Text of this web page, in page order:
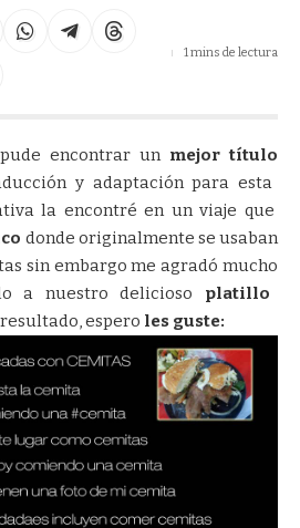
1 mins de lectura
encontrar un mejor título
y adaptación para esta
la encontré en un viaje que
donde originalmente se usaban
sin embargo me agradó mucho
a nuestro delicioso platillo
espero les guste: